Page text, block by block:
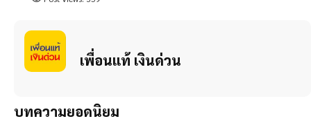
เพื่อนแท้ เงินด่วน
บทความยอดนิยม